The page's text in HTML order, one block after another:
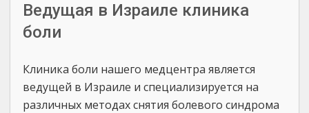
Ведущая в Израиле клиника
боли
Клиника боли нашего медцентра является
ведущей в Израиле и специализируется на
различных методах снятия болевого синдрома